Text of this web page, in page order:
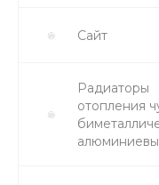
Сайт
Радиаторы
отопления